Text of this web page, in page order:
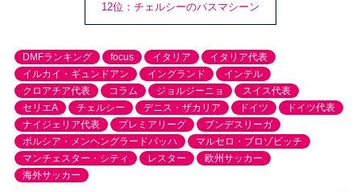
12位：チェルシーのパスマシーン
DMFランキング focus イタリア
イタリア代表
イルカイ・ギュンドアン
イングランド
インテル
クロアチア代表
コラム ジョルジーニョ
スイス代表
セリエA
チェルシー デニス・ザカリア ドイツ
ドイツ代表
ナイジェリア代表
プレミアリーグ
ブンデスリーガ
ボルシア・メンヘングラードバッハ
マルセロ・ブロゾビッチ
マンチェスター・シティ
レスター
欧州サッカー
海外サッカー